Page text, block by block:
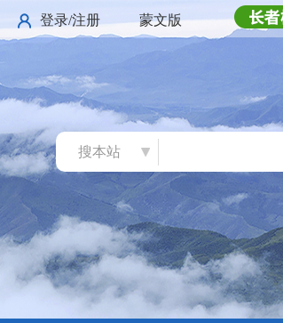
登录/注册 蒙文版
搜本站